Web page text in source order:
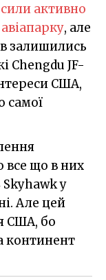
сили активно
, але
залишились
Chengdu JF-
США,
самої
все що в них
у
Але цей
США, бо
континент